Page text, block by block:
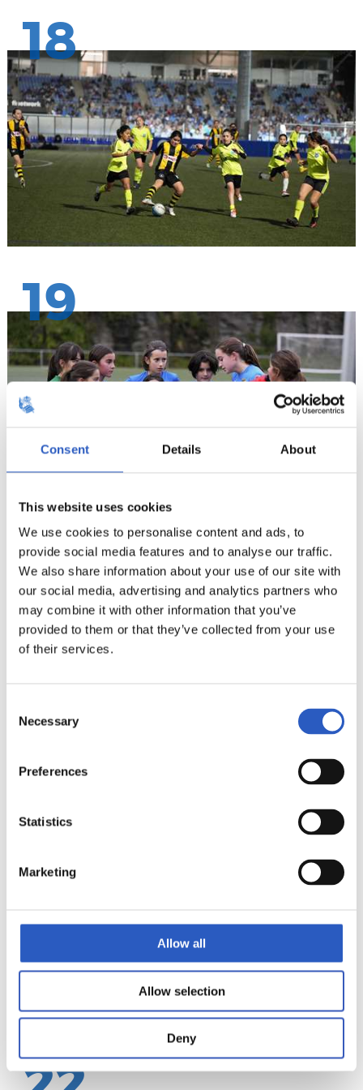
Consent Details About
This website uses cookies
We use cookies to personalise content and ads, to
provide social media features and to analyse our traffic.
We also share information about your use of our site with
our social media, advertising and analytics partners who
may combine it with other information that you’ve
provided to them or that they’ve collected from your use
of their services.
Selection
Necessary
Preferences
Statistics
Marketing
Allow all
Allow selection
Deny
18
19
20
21